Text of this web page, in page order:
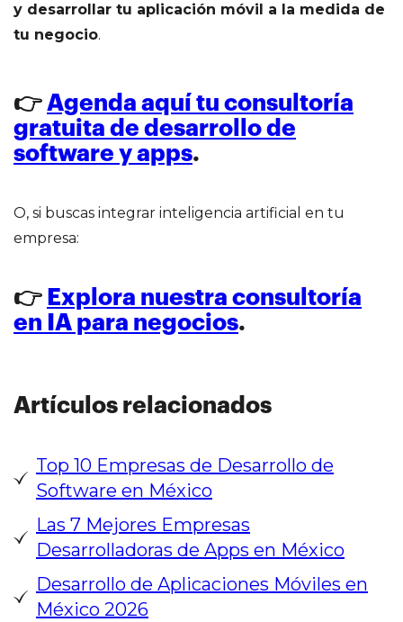
y desarrollar tu aplicación móvil a la medida de
tu negocio.
👉Agenda aquí tu consultoría
gratuita de desarrollo de
software y apps.
O, si buscas integrar inteligencia artificial en tu
empresa:
👉 Explora nuestra consultoría
en IA para negocios.
Artículos relacionados
Top 10 Empresas de Desarrollo de
Software en México
Las 7 Mejores Empresas
Desarrolladoras de Apps en México
Desarrollo de Aplicaciones Móviles en
México 2026